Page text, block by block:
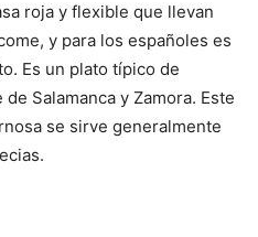
roja y flexible que llevan
y para los españoles es
Es un plato típico de
Salamanca y Zamora. Este
se sirve generalmente